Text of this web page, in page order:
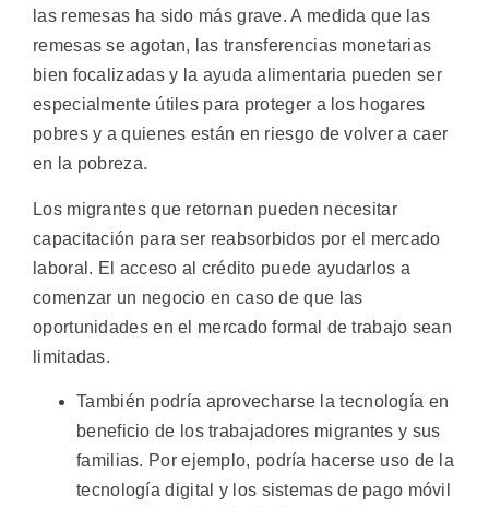
las remesas ha sido más grave. A medida que las
remesas se agotan, las transferencias monetarias
bien focalizadas y la ayuda alimentaria pueden ser
especialmente útiles para proteger a los hogares
pobres y a quienes están en riesgo de volver a caer
en la pobreza.
Los migrantes que retornan pueden necesitar
capacitación para ser reabsorbidos por el mercado
laboral. El acceso al crédito puede ayudarlos a
comenzar un negocio en caso de que las
oportunidades en el mercado formal de trabajo sean
limitadas.
También podría aprovecharse la tecnología en
beneficio de los trabajadores migrantes y sus
familias. Por ejemplo, podría hacerse uso de la
tecnología digital y los sistemas de pago móvil